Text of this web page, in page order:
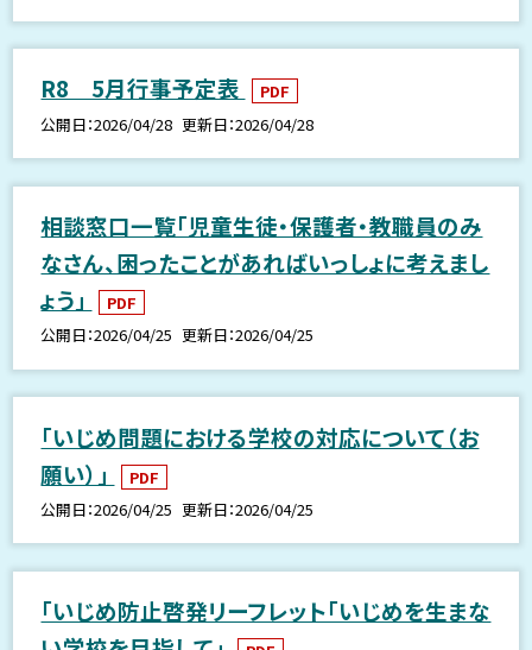
R8 5月行事予定表
PDF
公開日 2026/04/28 更新日 2026/04/28
相談窓口一覧「児童生徒・保護者・教職員のみ
なさん、困ったことがあればいっしょに考えまし
ょう」
PDF
公開日 2026/04/25 更新日 2026/04/25
「いじめ問題における学校の対応について（お
願い）」
PDF
公開日 2026/04/25 更新日 2026/04/25
「いじめ防止啓発リーフレット「いじめを生まな